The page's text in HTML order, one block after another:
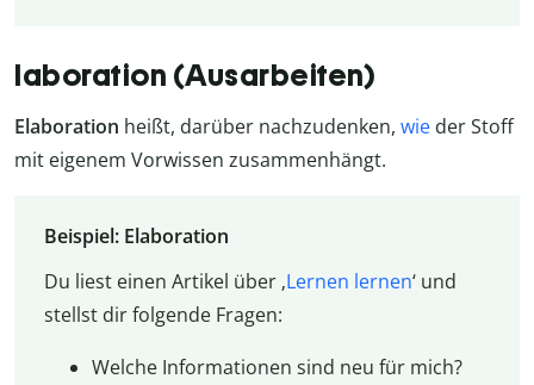
laboration (Ausarbeiten)
Elaboration heißt, darüber nachzudenken, wie der Stoff
mit eigenem Vorwissen zusammenhängt.
Beispiel: Elaboration
Du liest einen Artikel über ‚Lernen lernen‘ und
stellst dir folgende Fragen:
Welche Informationen sind neu für mich?